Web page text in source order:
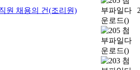
원 채용의 건(조리원)